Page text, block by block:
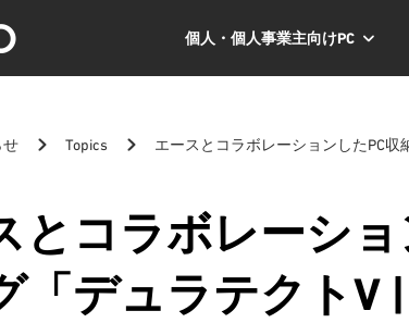
個人・個人事業主向けPC
せ Topics エースとコラボレーションしたPC収
とコラボレーショ
「デュラテクトV |